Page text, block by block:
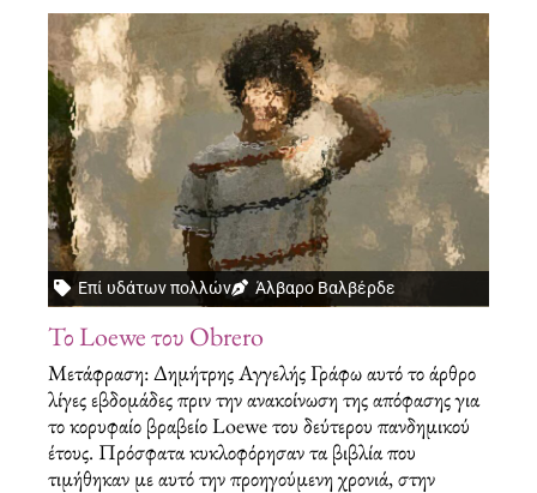
Επί υδάτων πολλών Άλβαρο Βαλβέρδε
Το Loewe του Obrero
Μετάφραση: Δημήτρης Αγγελής Γράφω αυτό το άρθρο
λίγες εβδομάδες πριν την ανακοίνωση της απόφασης για
το κορυφαίο βραβείο Loewe του δεύτερου πανδημικού
έτους. Πρόσφατα κυκλοφόρησαν τα βιβλία που
τιμήθηκαν με αυτό την προηγούμενη χρονιά, στην